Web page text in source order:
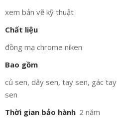
xem bản vẽ kỹ thuật
Chất liệu
đồng mạ chrome niken
Bao gồm
củ sen, dây sen, tay sen, gác tay
sen
Thời gian bảo hành 2 năm